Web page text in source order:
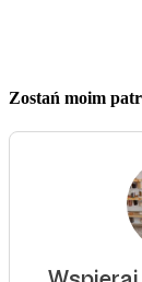
Zostań moim